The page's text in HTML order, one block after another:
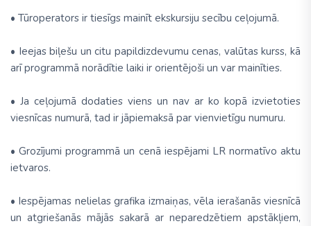
• Tūroperators ir tiesīgs mainīt ekskursiju secību ceļojumā.
• Ieejas biļešu un citu papildizdevumu cenas, valūtas kurss, kā
arī programmā norādītie laiki ir orientējoši un var mainīties.
• Ja ceļojumā dodaties viens un nav ar ko kopā izvietoties
viesnīcas numurā, tad ir jāpiemaksā par vienvietīgu numuru.
• Grozījumi programmā un cenā iespējami LR normatīvo aktu
ietvaros.
• Iespējamas nelielas grafika izmaiņas, vēla ierašanās viesnīcā
un atgriešanās mājās sakarā ar neparedzētiem apstākļiem,